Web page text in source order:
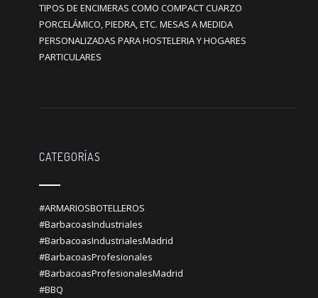
TIPOS DE ENCIMERAS COMO COMPACT CUARZO
PORCELÁMICO, PIEDRA, ETC. MESAS A MEDIDA
PERSONALIZADAS PARA HOSTELERIA Y HOGARES
PARTICULARES
CATEGORÍAS
#ARMARIOSBOTELLEROS
#BarbacoasIndustriales
#BarbacoasIndustrialesMadrid
#BarbacoasProfesionales
#BarbacoasProfesionalesMadrid
#BBQ